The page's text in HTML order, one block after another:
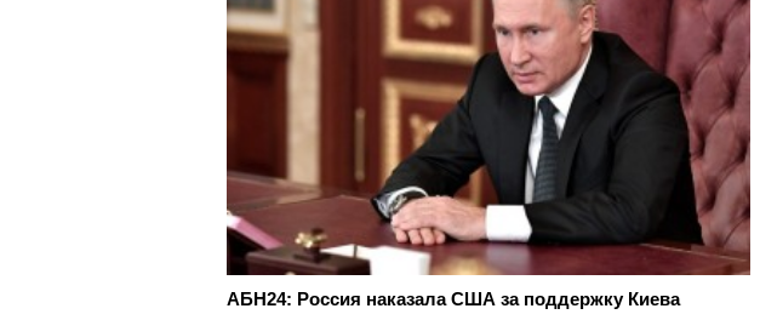
АБН24: Россия наказала США за поддержку Киева